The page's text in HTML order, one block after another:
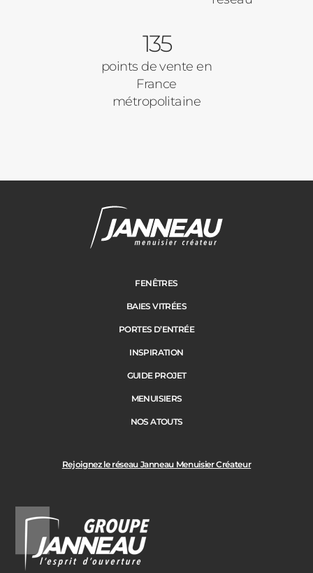
135
points de vente en
France
métropolitaine
Rejoignez le réseau Janneau Menuisier Créateur
FENÊTRES
BAIES VITRÉES
PORTES D’ENTRÉE
INSPIRATION
GUIDE PROJET
MENUISIERS
NOS ATOUTS